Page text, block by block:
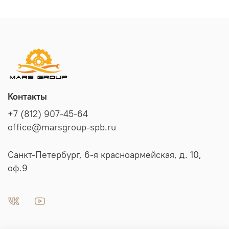
Контакты
+7 (812) 907-45-64
office@marsgroup-spb.ru
Санкт-Петербург, 6-я красноармейская, д. 10,
оф.9